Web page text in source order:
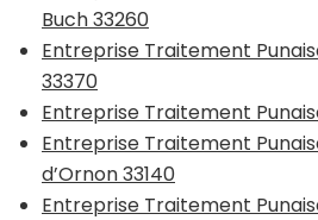
Buch 33260
Entreprise Traitement
33370
Entreprise Traitement
Entreprise Traitement
d’Ornon 33140
Entreprise Traitement